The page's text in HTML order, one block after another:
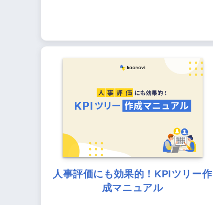
人事評価にも効果的！KPIツリー作
成マニュアル